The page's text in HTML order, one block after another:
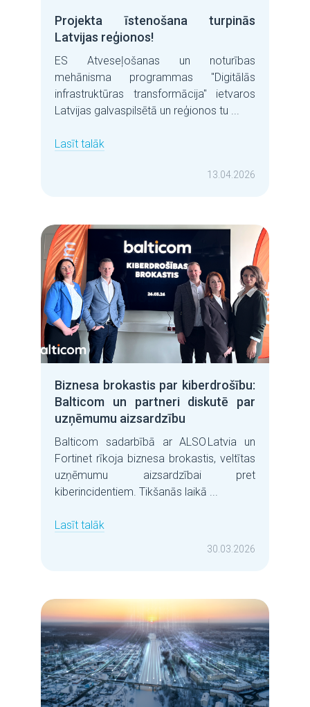
Projekta īstenošana turpinās
Latvijas reģionos!
ES Atveseļošanas un noturības
mehānisma programmas "Digitālās
infrastruktūras transformācija" ietvaros
Latvijas galvaspilsētā un reģionos tu ...
Lasīt talāk
13.04.2026
Biznesa brokastis par kiberdrošību:
Balticom un partneri diskutē par
uzņēmumu aizsardzību
Balticom sadarbībā ar ALSO Latvia un
Fortinet rīkoja biznesa brokastis, veltītas
uzņēmumu aizsardzībai pret
kiberincidentiem. Tikšanās laikā ...
Lasīt talāk
30.03.2026